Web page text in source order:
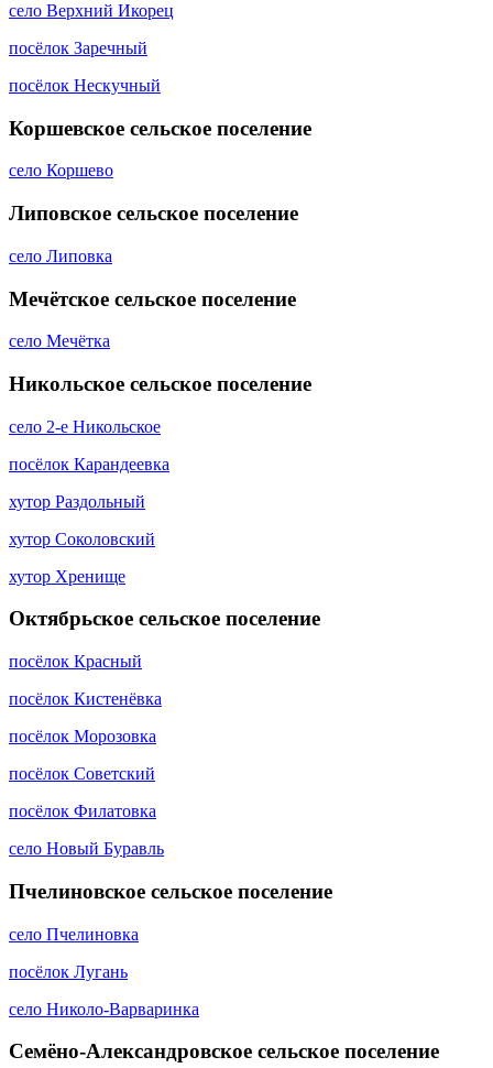
село Верхний Икорец
посёлок Заречный
посёлок Нескучный
Коршевское сельское поселение
село Коршево
Липовское сельское поселение
село Липовка
Мечётское сельское поселение
село Мечётка
Никольское сельское поселение
село 2-е Никольское
посёлок Карандеевка
хутор Раздольный
хутор Соколовский
хутор Хренище
Октябрьское сельское поселение
посёлок Красный
посёлок Кистенёвка
посёлок Морозовка
посёлок Советский
посёлок Филатовка
село Новый Буравль
Пчелиновское сельское поселение
село Пчелиновка
посёлок Лугань
село Николо-Варваринка
Семёно-Александровское сельское поселение